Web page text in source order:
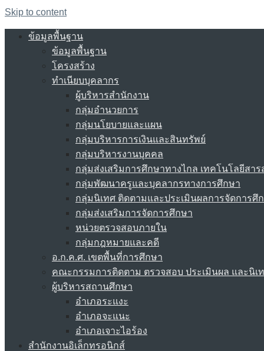
Skip to content
ข้อมูลพื้นฐาน
ข้อมูลพื้นฐาน
โครงสร้าง
ทำเนียบบุคลากร
ผู้บริหารสำนักงาน
กลุ่มอำนวยการ
กลุ่มนโยบายและแผน
กลุ่มบริหารการเงินและสินทรัพย์
กลุ่มบริหารงานบุคคล
กลุ่มส่งเสริมการศึกษาทางไกล เทคโนโลยีสา
กลุ่มพัฒนาครูและบุคลากรทางการศึกษา
กลุ่มนิเทศ ติดตามและประเมินผลการจัดการศึ
กลุ่มส่งเสริมการจัดการศึกษา
หน่วยตรวจสอบภายใน
กลุ่มกฎหมายและคดี
อ.ก.ค.ศ. เขตพื้นที่การศึกษา
คณะกรรมการติดตาม ตรวจสอบ ประเมินผล และนิเ
ผู้บริหารสถานศึกษา
อำเภอระแงะ
อำเภอจะแนะ
อำเภอเจาะไอร้อง
สำนักงานอิเล็กทรอนิกส์